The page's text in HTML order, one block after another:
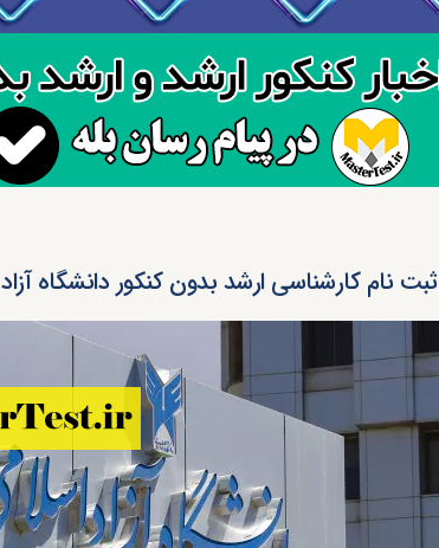
ثبت نام کارشناسی ارشد بدون کنکور دانشگاه آزاد ۱۴۰۲